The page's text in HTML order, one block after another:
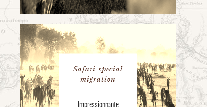
Safari spécial
migration
Impressionnante